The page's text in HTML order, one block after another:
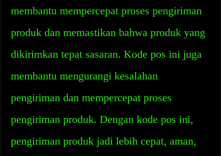
membantu mempercepat proses pengiriman
produk dan memastikan bahwa produk yang
dikirimkan tepat sasaran. Kode pos ini juga
membantu mengurangi kesalahan
pengiriman dan mempercepat proses
pengiriman produk. Dengan kode pos ini,
pengiriman produk jadi lebih cepat, aman,